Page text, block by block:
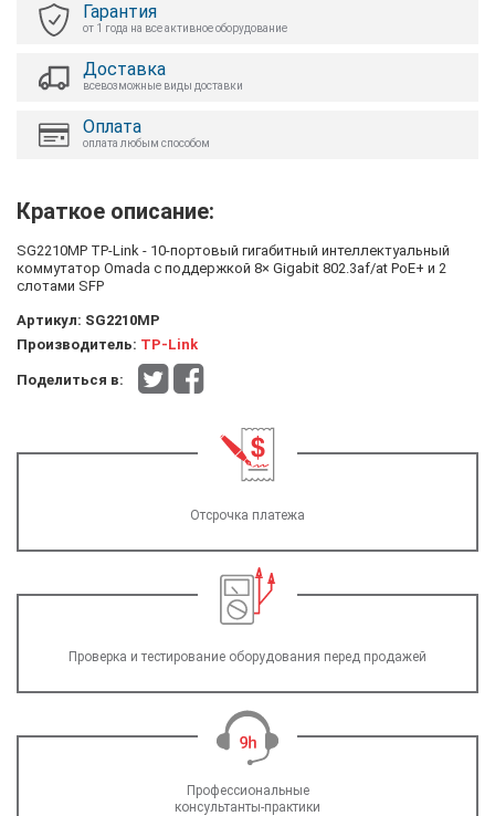
Гарантия
от 1 года на все активное оборудование
Доставка
всевозможные виды доставки
Оплата
оплата любым способом
Краткое описание:
SG2210MP TP-Link - 10-портовый гигабитный интеллектуальный
коммутатор Omada с поддержкой 8× Gigabit 802.3af/at PoE+ и 2
слотами SFP
Артикул: SG2210MP
Производитель: TP-Link
Поделиться в:
Отсрочка платежа
Проверка и тестирование оборудования перед продажей
Профессиональные
консультанты-практики